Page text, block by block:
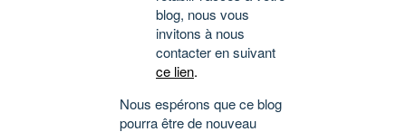
blog, nous vous
invitons à nous
contacter en suivant
ce lien.
Nous espérons que ce blog
pourra être de nouveau